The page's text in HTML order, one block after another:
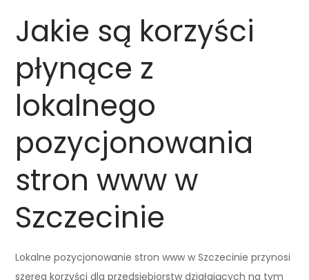
Jakie są korzyści
płynące z
lokalnego
pozycjonowania
stron www w
Szczecinie
Lokalne pozycjonowanie stron www w Szczecinie przynosi
szereg korzyści dla przedsiębiorstw działających na tym